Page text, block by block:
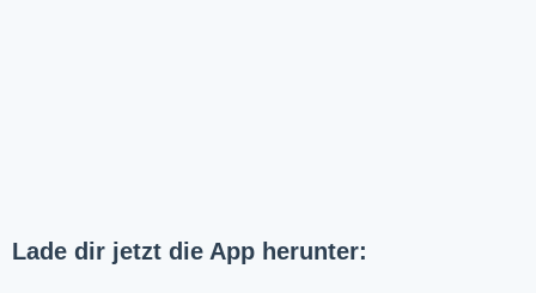
Lade dir jetzt die App herunter: